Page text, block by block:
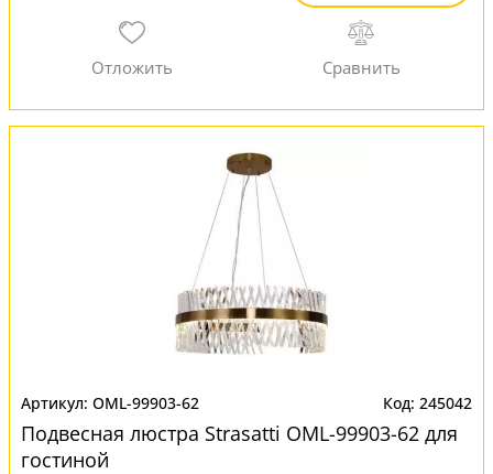
OML-99903-62 245042
Подвесная люстра Strasatti OML-99903-62 для
гостиной